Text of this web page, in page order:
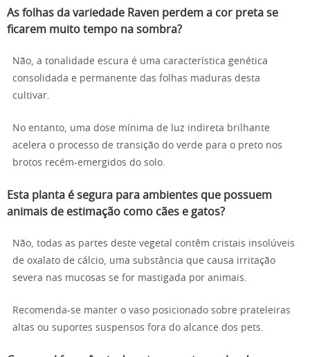
As folhas da variedade Raven perdem a cor preta se
ficarem muito tempo na sombra?
Não, a tonalidade escura é uma característica genética
consolidada e permanente das folhas maduras desta
cultivar.
No entanto, uma dose mínima de luz indireta brilhante
acelera o processo de transição do verde para o preto nos
brotos recém-emergidos do solo.
Esta planta é segura para ambientes que possuem
animais de estimação como cães e gatos?
Não, todas as partes deste vegetal contêm cristais insolúveis
de oxalato de cálcio, uma substância que causa irritação
severa nas mucosas se for mastigada por animais.
Recomenda-se manter o vaso posicionado sobre prateleiras
altas ou suportes suspensos fora do alcance dos pets.